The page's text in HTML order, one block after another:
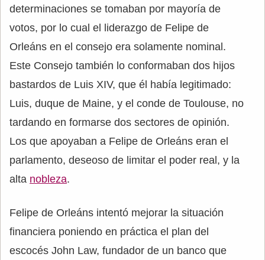
determinaciones se tomaban por mayoría de
votos, por lo cual el liderazgo de Felipe de
Orleáns en el consejo era solamente nominal.
Este Consejo también lo conformaban dos hijos
bastardos de Luis XIV, que él había legitimado:
Luis, duque de Maine, y el conde de Toulouse, no
tardando en formarse dos sectores de opinión.
Los que apoyaban a Felipe de Orleáns eran el
parlamento, deseoso de limitar el poder real, y la
alta nobleza.
Felipe de Orleáns intentó mejorar la situación
financiera poniendo en práctica el plan del
escocés John Law, fundador de un banco que